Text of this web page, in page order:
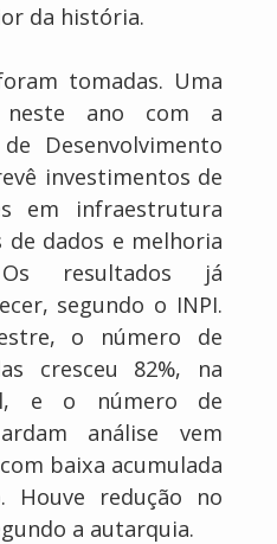
da história.
tomadas. Uma
neste ano com a
Desenvolvimento
investimentos de
em infraestrutura
de dados e melhoria
resultados já
segundo o INPI.
o número de
cresceu 82%, na
e o número de
análise vem
baixa acumulada
Houve redução no
a autarquia.